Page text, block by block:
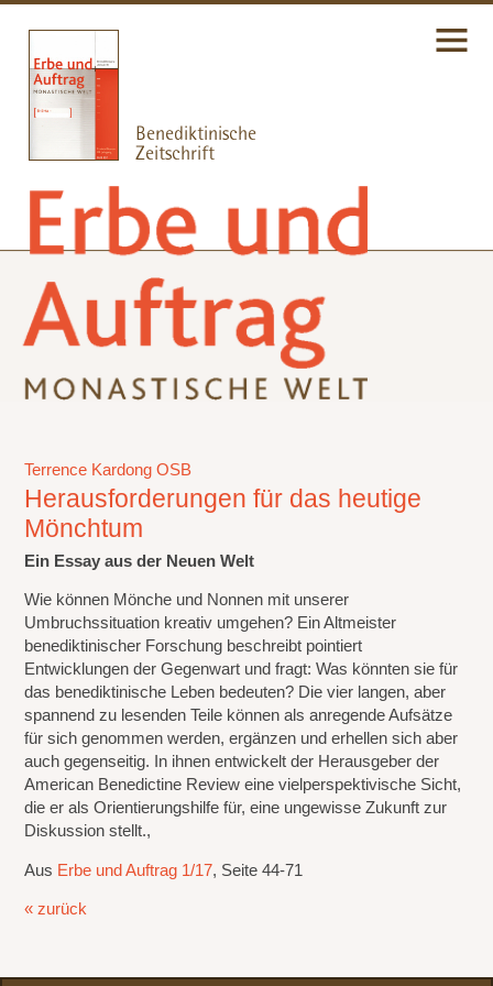
Terrence Kardong OSB
Herausforderungen für das heutige
Mönchtum
Ein Essay aus der Neuen Welt
Wie können Mönche und Nonnen mit unserer
Umbruchssituation kreativ umgehen? Ein Altmeister
benediktinischer Forschung beschreibt pointiert
Entwicklungen der Gegenwart und fragt: Was könnten sie für
das benediktinische Leben bedeuten? Die vier langen, aber
spannend zu lesenden Teile können als anregende Aufsätze
für sich genommen werden, ergänzen und erhellen sich aber
auch gegenseitig. In ihnen entwickelt der Herausgeber der
American Benedictine Review eine vielperspektivische Sicht,
die er als Orientierungshilfe für, eine ungewisse Zukunft zur
Diskussion stellt.,
Aus Erbe und Auftrag 1/17, Seite 44-71
« zurück